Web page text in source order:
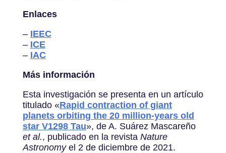
Enlaces
– IEEC
– ICE
– IAC
Más información
Esta investigación se presenta en un artículo
titulado «Rapid contraction of giant
planets orbiting the 20 million-years old
star V1298 Tau», de A. Suárez Mascareño
et al., publicado en la revista Nature
Astronomy el 2 de diciembre de 2021.